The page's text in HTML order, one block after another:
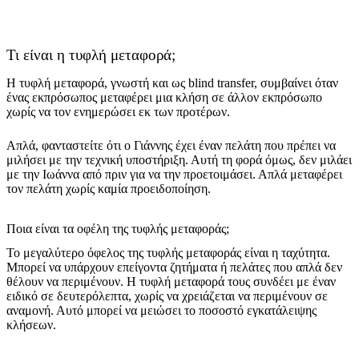
Τι είναι η τυφλή μεταφορά;
Η τυφλή μεταφορά, γνωστή και ως blind transfer, συμβαίνει όταν
ένας εκπρόσωπος μεταφέρει μια κλήση σε άλλον εκπρόσωπο
χωρίς να τον ενημερώσει εκ των προτέρων.
Απλά, φανταστείτε ότι ο Γιάννης έχει έναν πελάτη που πρέπει να
μιλήσει με την τεχνική υποστήριξη. Αυτή τη φορά όμως, δεν μιλάει
με την Ιωάννα από πριν για να την προετοιμάσει. Απλά μεταφέρει
τον πελάτη χωρίς καμία προειδοποίηση.
Ποια είναι τα οφέλη της τυφλής μεταφοράς;
Το μεγαλύτερο όφελος της τυφλής μεταφοράς είναι η ταχύτητα.
Μπορεί να υπάρχουν επείγοντα ζητήματα ή πελάτες που απλά δεν
θέλουν να περιμένουν. Η τυφλή μεταφορά τους συνδέει με έναν
ειδικό σε δευτερόλεπτα, χωρίς να χρειάζεται να περιμένουν σε
αναμονή. Αυτό μπορεί να μειώσει το ποσοστό εγκατάλειψης
κλήσεων.